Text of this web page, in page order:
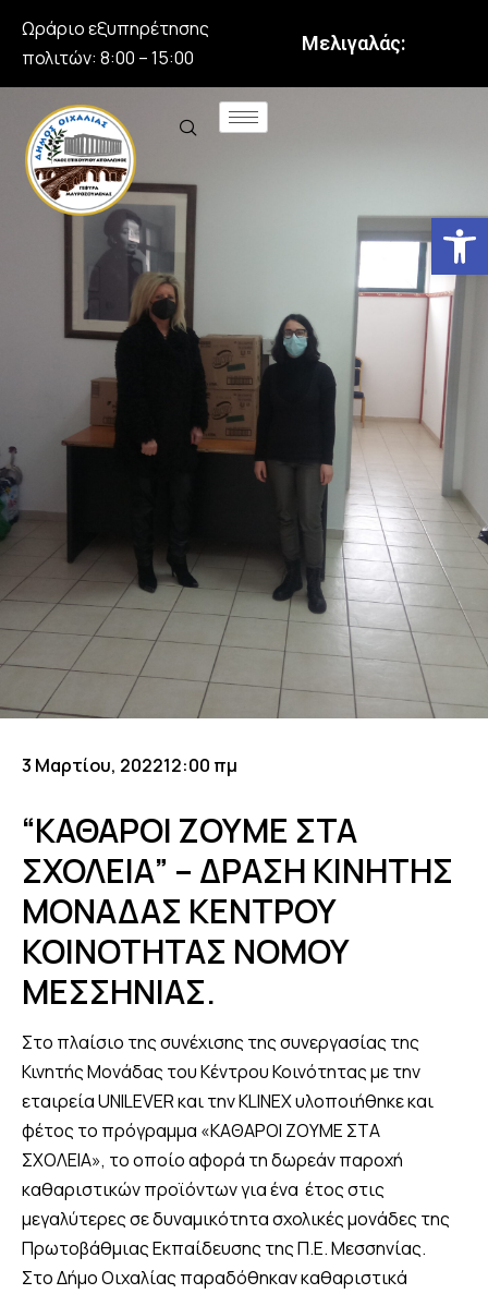
Ωράριο εξυπηρέτησης
πολιτών: 8:00 – 15:00
Μελιγαλάς:
3 Μαρτίου, 202212:00 πμ
“ΚΑΘΑΡΟΙ ΖΟΥΜΕ ΣΤΑ
ΣΧΟΛΕΙΑ” – ΔΡΑΣΗ ΚΙΝΗΤΗΣ
ΜΟΝΑΔΑΣ ΚΕΝΤΡΟΥ
ΚΟΙΝΟΤΗΤΑΣ ΝΟΜΟΥ
ΜΕΣΣΗΝΙΑΣ.
Στο πλαίσιο της συνέχισης της συνεργασίας της
Κινητής Μονάδας του Κέντρου Κοινότητας με την
εταιρεία UNILEVER και την KLINEX υλοποιήθηκε και
φέτος το πρόγραμμα «ΚΑΘΑΡΟΙ ΖΟΥΜΕ ΣΤΑ
ΣΧΟΛΕΙΑ», το οποίο αφορά τη δωρεάν παροχή
καθαριστικών προϊόντων για ένα έτος στις
μεγαλύτερες σε δυναμικότητα σχολικές μονάδες της
Πρωτοβάθμιας Εκπαίδευσης της Π.Ε. Μεσσηνίας.
Στο Δήμο Οιχαλίας παραδόθηκαν καθαριστικά